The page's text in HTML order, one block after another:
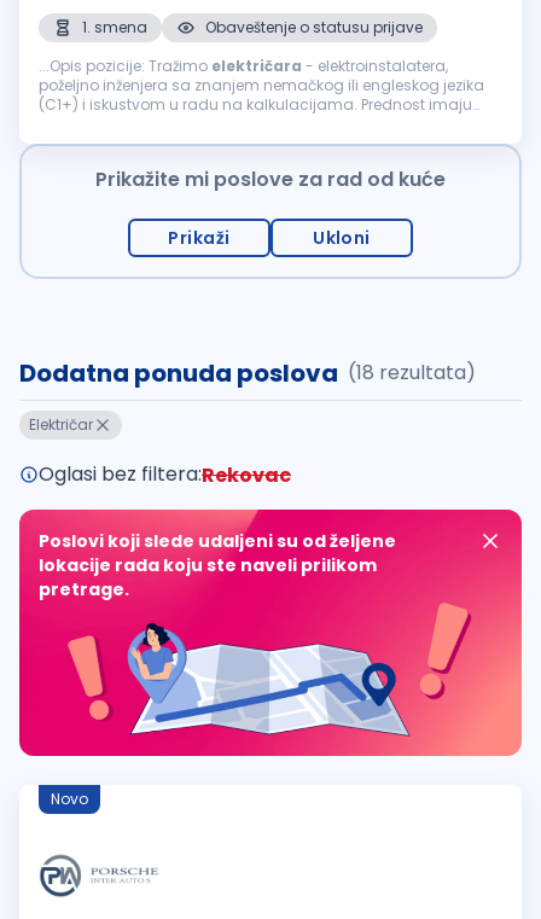
1. smena
Obaveštenje o statusu prijave
...Opis pozicije: Tražimo električara - elektroinstalatera,
poželjno inženjera sa znanjem nemačkog ili engleskog jezika
(C1+) i iskustvom u radu na kalkulacijama. Prednost imaju
poznaju...
Prikažite mi poslove za rad od kuće
Prikaži Ukloni
Dodatna ponuda poslova (18 rezultata)
Električar
Oglasi bez filtera:Rekovac
Poslovi koji slede udaljeni su od željene
lokacije rada koju ste naveli prilikom
pretrage.
Novo